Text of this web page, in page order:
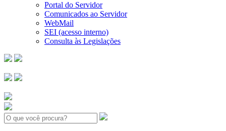
Portal do Servidor
Comunicados ao Servidor
WebMail
SEI (acesso interno)
Consulta às Legislações
Search: